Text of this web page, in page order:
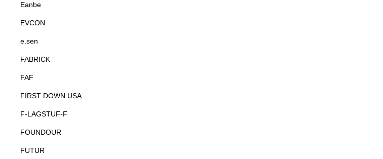
Eanbe
EVCON
e.sen
FABRICK
FAF
FIRST DOWN USA
F-LAGSTUF-F
FOUNDOUR
FUTUR